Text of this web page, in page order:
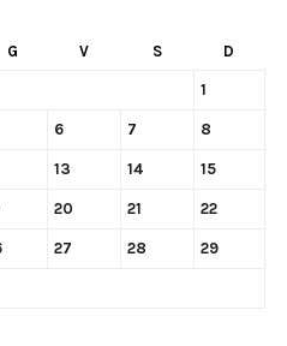
G V S D
1
6 7 8
13 14 15
20 21 22
27 28 29